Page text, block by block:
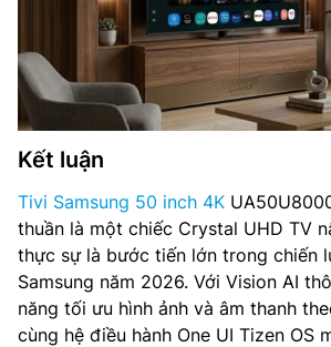
Kết luận
Tivi Samsung 50 inch 4K
thuần là một chiếc Crystal UHD TV
thực sự là bước tiến lớn trong chiến
Samsung năm 2026. Với Vision AI
năng tối ưu hình ảnh và âm thanh
cùng hệ điều hành One UI Tizen OS